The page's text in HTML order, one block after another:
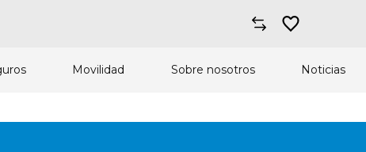
Movilidad Sobre nosotros Noticias